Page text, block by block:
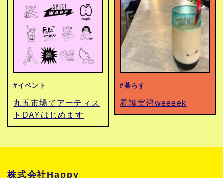
#イベント
丸五市場でアーティス
トDAYはじめます
#暮らす
看護実習weeeek
株式会社Happy